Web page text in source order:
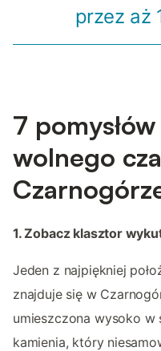
przez aż
7
wolnego
1. Zobacz klasztor
Jeden z najpiękniej
znajduje się w
umieszczona wysoko w
kamienia, który